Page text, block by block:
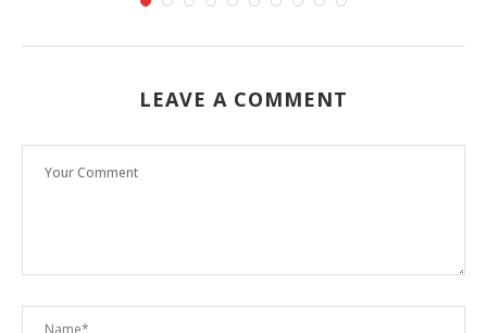
LEAVE A COMMENT